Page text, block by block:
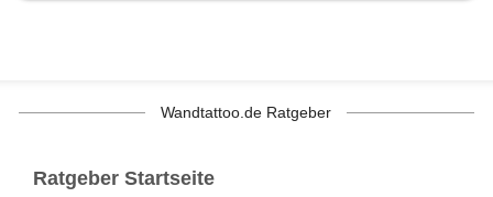
Wandtattoo.de Ratgeber
Ratgeber Startseite